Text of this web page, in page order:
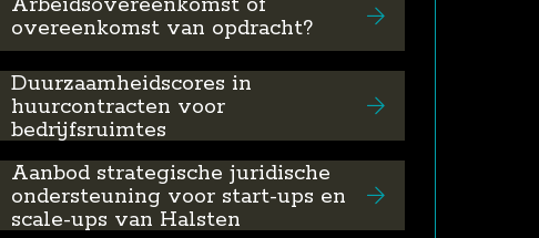
overeenkomst van opdracht?
Duurzaamheidscores in
huurcontracten voor
bedrijfsruimtes
Aanbod strategische juridische
ondersteuning voor start-ups en
scale-ups van Halsten